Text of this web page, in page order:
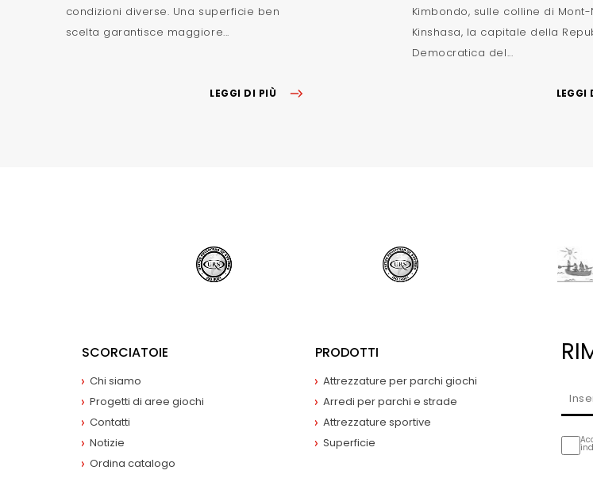
condizioni diverse. Una superficie ben
scelta garantisce maggiore...
LEGGI DI PIÙ
Kimbondo, sulle colline di
Kinshasa, la capitale della
Democratica del...
LEGGI
SCORCIATOIE
Chi siamo
Progetti di aree giochi
Contatti
Notizie
Ordina catalogo
PRODOTTI
Attrezzature per parchi giochi
Arredi per parchi e strade
Attrezzature sportive
Superficie